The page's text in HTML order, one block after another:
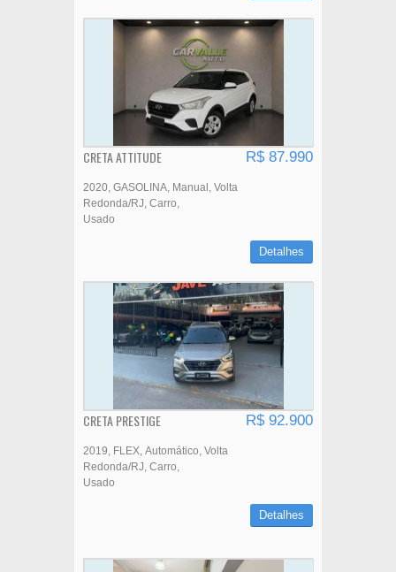
CRETA ATTITUDE R$ 87.990
2020 GASOLINA Manual
Volta
Redonda/RJ Carro
Usado
Detalhes
CRETA PRESTIGE R$ 92.900
2019 FLEX Automático Volta
Redonda/RJ Carro
Usado
Detalhes